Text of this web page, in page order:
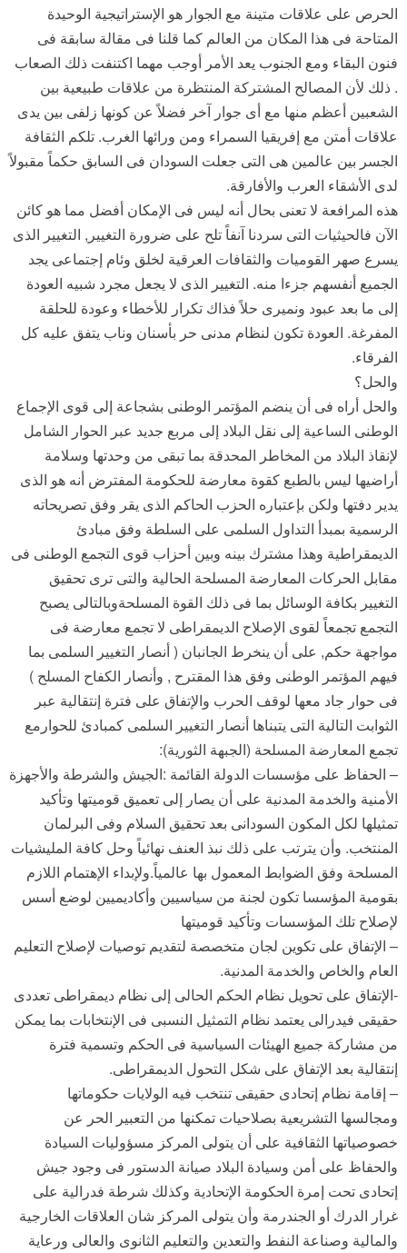
الحرص على علاقات متينة مع الجوار هو الإستراتيجية الوحيدة
المتاحة فى هذا المكان من العالم كما قلنا فى مقالة سابقة فى
فنون البقاء ومع الجنوب يعد الأمر أوجب مهما اكتنفت ذلك الصعاب
. ذلك لأن المصالح المشتركة المنتظرة من علاقات طبيعية بين
الشعبين أعظم منها مع أى جوار آخر فضلاً عن كونها زلفى بين يدى
علاقات أمتن مع إفريقيا السمراء ومن ورائها الغرب. تلكم الثقافة
الجسر بين عالمين هى التى جعلت السودان فى السابق حكماً مقبولاً
لدى الأشقاء العرب والأفارقة.
هذه المرافعة لا تعنى بحال أنه ليس فى الإمكان أفضل مما هو كائن
الآن فالحيثيات التى سردنا آنفاً تلح على ضرورة التغيير, التغيير الذى
يسرع صهر القوميات والثقافات العرقية لخلق وئام إجتماعى يجد
الجميع أنفسهم جزءا منه. التغيير الذى لا يجعل مجرد شبيه العودة
إلى ما بعد عبود ونميرى حلاً فذاك تكرار للأخطاء وعودة للحلقة
المفرغة. العودة تكون لنظام مدنى حر بأسنان وناب يتفق عليه كل
الفرقاء.
والحل؟
والحل أراه فى أن ينضم المؤتمر الوطنى بشجاعة إلى قوى الإجماع
الوطنى الساعية إلى نقل البلاد إلى مربع جديد عبر الحوار الشامل
لإنقاذ البلاد من المخاطر المحدقة بما تبقى من وحدتها وسلامة
أراضيها ليس بالطبع كقوة معارضة للحكومة المفترض أنه هو الذى
يدير دفتها ولكن بإعتباره الحزب الحاكم الذى يقر وفق تصريحاته
الرسمية بمبدأ التداول السلمى على السلطة وفق مبادئ
الديمقراطية وهذا مشترك بينه وبين أحزاب قوى التجمع الوطنى فى
مقابل الحركات المعارضة المسلحة الحالية والتى ترى تحقيق
التغيير بكافة الوسائل بما فى ذلك القوة المسلحةوبالتالى يصبح
التجمع تجمعاً لقوى الإصلاح الديمقراطى لا تجمع معارضة فى
مواجهة حكم, على أن ينخرط الجانبان ( أنصار التغيير السلمى بما
فيهم المؤتمر الوطنى وفق هذا المقترح , وأنصار الكفاح المسلح )
فى حوار جاد معها لوقف الحرب والإتفاق على فترة إنتقالية عبر
الثوابت التالية التى يتبناها أنصار التغيير السلمى كمبادئ للحوارمع
تجمع المعارضة المسلحة (الجبهة الثورية):
– الحفاظ على مؤسسات الدولة القائمة :الجيش والشرطة والأجهزة
الأمنية والخدمة المدنية على أن يصار إلى تعميق قوميتها وتأكيد
تمثيلها لكل المكون السودانى بعد تحقيق السلام وفى البرلمان
المنتخب. وأن يترتب على ذلك نبذ العنف نهائياً وحل كافة المليشيات
المسلحة وفق الضوابط المعمول بها عالمياً.ولإبداء الإهتمام اللازم
بقومية المؤسسا تكون لجنة من سياسيين وأكاديميين لوضع أسس
لإصلاح تلك المؤسسات وتأكيد قوميتها
– الإتفاق على تكوين لجان متخصصة لتقديم توصيات لإصلاح التعليم
العام والخاص والخدمة المدنية.
-الإتفاق على تحويل نظام الحكم الحالى إلى نظام ديمقراطى تعددى
حقيقى فيدرالى يعتمد نظام التمثيل النسبى فى الإنتخابات بما يمكن
من مشاركة جميع الهيئات السياسية فى الحكم وتسمية فترة
إنتقالية بعد الإتفاق على شكل التحول الديمقراطى.
– إقامة نظام إتحادى حقيقى تنتخب فيه الولايات حكوماتها
ومجالسها التشريعية بصلاحيات تمكنها من التعبير الحر عن
خصوصياتها الثقافية على أن يتولى المركز مسؤوليات السيادة
والحفاظ على أمن وسيادة البلاد صيانة الدستور فى وجود جيش
إتحادى تحت إمرة الحكومة الإتحادية وكذلك شرطة فدرالية على
غرار الدرك أو الجندرمة وأن يتولى المركز شان العلاقات الخارجية
والمالية وصناعة النفط والتعدين والتعليم الثانوى والعالى ورعاية